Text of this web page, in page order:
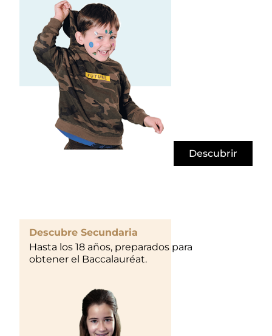
Descubrir
Descubre Secundaria
Hasta los 18 años, preparados para
obtener el Baccalauréat.